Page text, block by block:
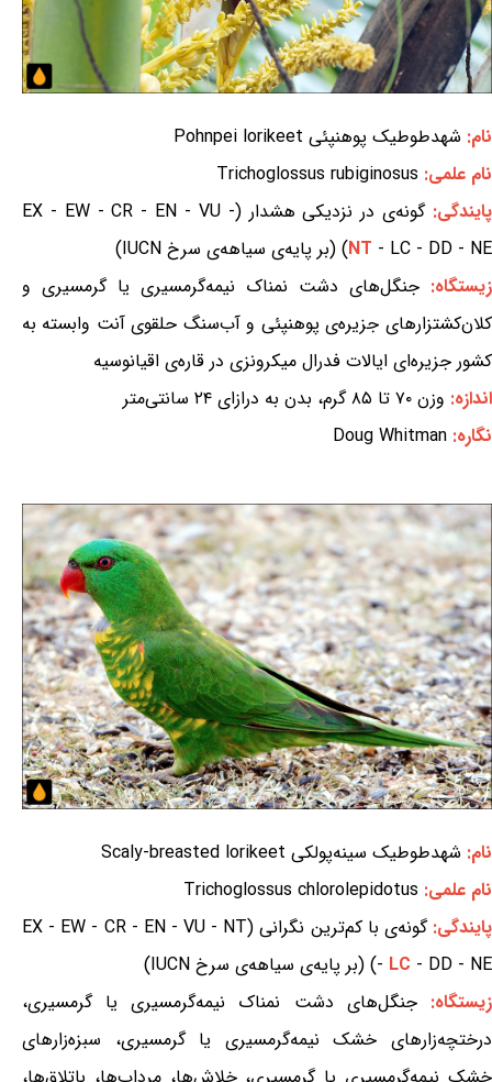
نام: شهدطوطیک پوهنپئی Pohnpei lorikeet
نام علمی: Trichoglossus rubiginosus
پایندگی:گونه‌ی در نزدیکی هشدار (EX - EW - CR - EN - VU -
NT - LC - DD - NE) (بر پایه‌ی سیاهه‌ی سرخ IUCN)
زیستگاه: جنگل‌های دشت نمناک نیمه‌گرمسیری یا گرمسیری و
کلان‌کشتزارهای جزیره‌ی پوهنپئی و آب‌سنگ حلقوی آنت وابسته به
کشور جزیره‌ای ایالات فدرال میکرونزی در قاره‌ی اقیانوسیه
اندازه: وزن ۷۰ تا ۸۵ گرم، بدن به درازای ۲۴ سانتی‌متر
نگاره: Doug Whitman
نام: شهدطوطیک سینه‌پولکی Scaly-breasted lorikeet
نام علمی: Trichoglossus chlorolepidotus
پایندگی:
گونه‌ی با کم‌ترین نگرانی (EX - EW - CR - EN - VU - NT
- LC - DD - NE) (بر پایه‌ی سیاهه‌ی سرخ IUCN)
زیستگاه:جنگل‌های دشت نمناک نیمه‌گرمسیری یا گرمسیری،
درختچه‌زارهای خشک نیمه‌گرمسیری یا گرمسیری، سبزه‌زارهای